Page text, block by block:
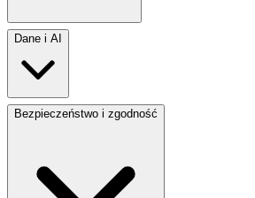
Dane i AI
Bezpieczeństwo i zgodność